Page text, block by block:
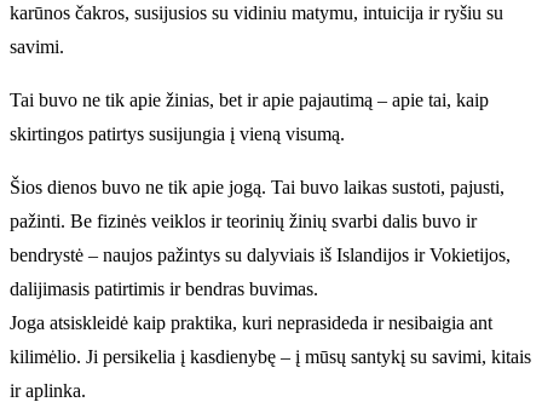
karūnos čakros, susijusios su vidiniu matymu, intuicija ir ryšiu su
savimi.
Tai buvo ne tik apie žinias, bet ir apie pajautimą – apie tai, kaip
skirtingos patirtys susijungia į vieną visumą.
Šios dienos buvo ne tik apie jogą. Tai buvo laikas sustoti, pajusti,
pažinti. Be fizinės veiklos ir teorinių žinių svarbi dalis buvo ir
bendrystė – naujos pažintys su dalyviais iš Islandijos ir Vokietijos,
dalijimasis patirtimis ir bendras buvimas.
Joga atsiskleidė kaip praktika, kuri neprasideda ir nesibaigia ant
kilimėlio. Ji persikelia į kasdienybę – į mūsų santykį su savimi, kitais
ir aplinka.